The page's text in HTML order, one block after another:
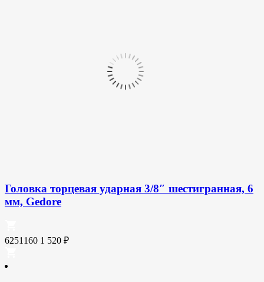
Головка торцевая ударная 3/8″ шестигранная, 6
мм, Gedore
6251160 1 520 ₽